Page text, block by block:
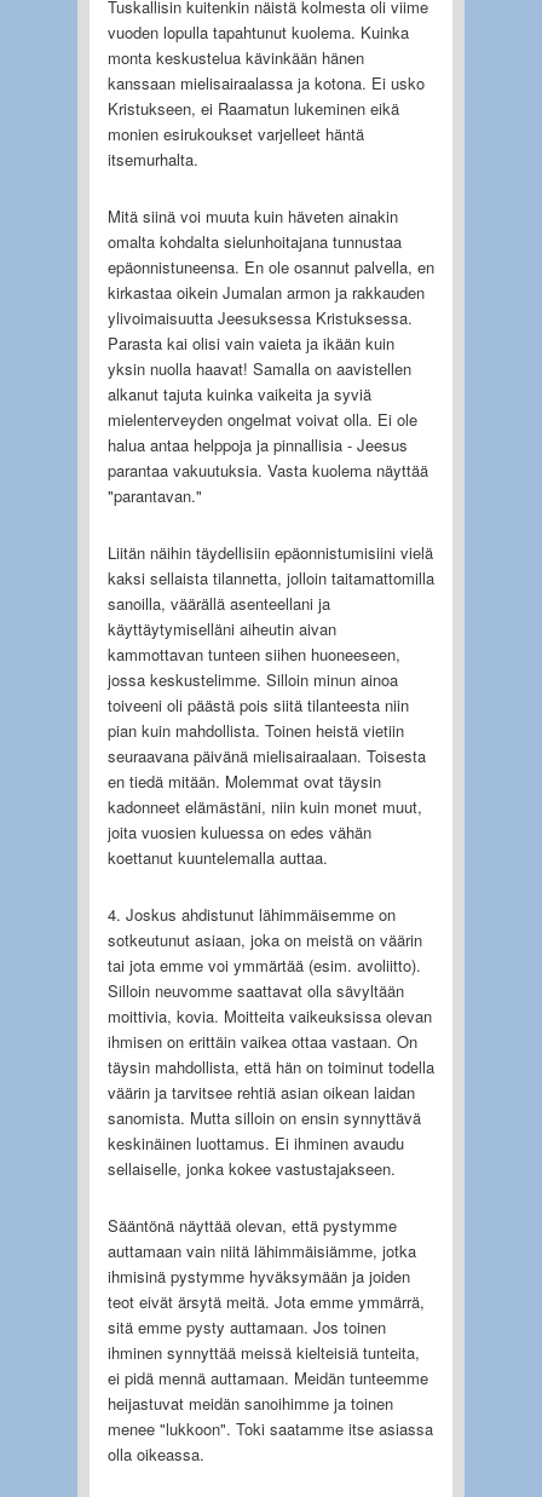
Tuskallisin kuitenkin näistä kolmesta oli viime
vuoden lopulla tapahtunut kuolema. Kuinka
monta keskustelua kävinkään hänen
kanssaan mielisairaalassa ja kotona. Ei usko
Kristukseen, ei Raamatun lukeminen eikä
monien esirukoukset varjelleet häntä
itsemurhalta.
Mitä siinä voi muuta kuin häveten ainakin
omalta kohdalta sielunhoitajana tunnustaa
epäonnistuneensa. En ole osannut palvella, en
kirkastaa oikein Jumalan armon ja rakkauden
ylivoimaisuutta Jeesuksessa Kristuksessa.
Parasta kai olisi vain vaieta ja ikään kuin
yksin nuolla haavat! Samalla on aavistellen
alkanut tajuta kuinka vaikeita ja syviä
mielenterveyden ongelmat voivat olla. Ei ole
halua antaa helppoja ja pinnallisia - Jeesus
parantaa vakuutuksia. Vasta kuolema näyttää
"parantavan."
Liitän näihin täydellisiin epäonnistumisiini vielä
kaksi sellaista tilannetta, jolloin taitamattomilla
sanoilla, väärällä asenteellani ja
käyttäytymiselläni aiheutin aivan
kammottavan tunteen siihen huoneeseen,
jossa keskustelimme. Silloin minun ainoa
toiveeni oli päästä pois siitä tilanteesta niin
pian kuin mahdollista. Toinen heistä vietiin
seuraavana päivänä mielisairaalaan. Toisesta
en tiedä mitään. Molemmat ovat täysin
kadonneet elämästäni, niin kuin monet muut,
joita vuosien kuluessa on edes vähän
koettanut kuuntelemalla auttaa.
4. Joskus ahdistunut lähimmäisemme on
sotkeutunut asiaan, joka on meistä on väärin
tai jota emme voi ymmärtää (esim. avoliitto).
Silloin neuvomme saattavat olla sävyltään
moittivia, kovia. Moitteita vaikeuksissa olevan
ihmisen on erittäin vaikea ottaa vastaan. On
täysin mahdollista, että hän on toiminut todella
väärin ja tarvitsee rehtiä asian oikean laidan
sanomista. Mutta silloin on ensin synnyttävä
keskinäinen luottamus. Ei ihminen avaudu
sellaiselle, jonka kokee vastustajakseen.
Sääntönä näyttää olevan, että pystymme
auttamaan vain niitä lähimmäisiämme, jotka
ihmisinä pystymme hyväksymään ja joiden
teot eivät ärsytä meitä. Jota emme ymmärrä,
sitä emme pysty auttamaan. Jos toinen
ihminen synnyttää meissä kielteisiä tunteita,
ei pidä mennä auttamaan. Meidän tunteemme
heijastuvat meidän sanoihimme ja toinen
menee "lukkoon". Toki saatamme itse asiassa
olla oikeassa.